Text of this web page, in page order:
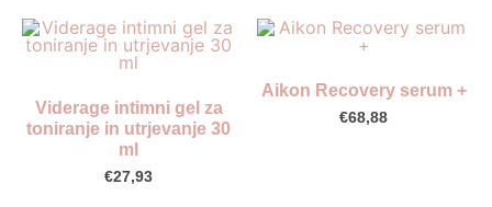
Viderage intimni gel za
toniranje in utrjevanje 30
ml
€27,93
Aikon Recovery serum +
€68,88